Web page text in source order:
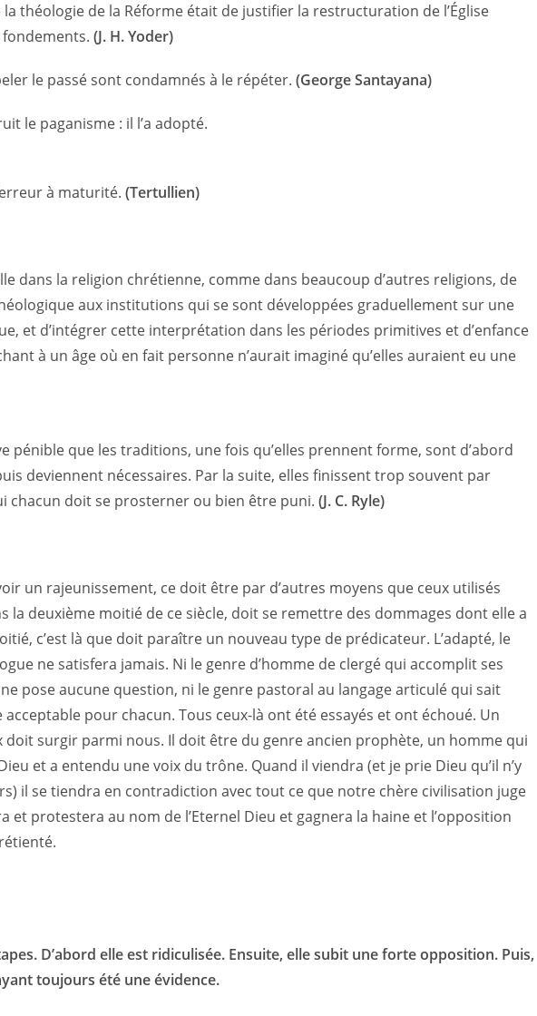
théologie de la Réforme était de justifier la restructuration de l’Église
(J. H. Yoder)
le passé sont condamnés à le répéter. (George Santayana)
le paganisme : il l’a adopté.
à maturité. (Tertullien)
dans la religion chrétienne, comme dans beaucoup d’autres religions, de
aux institutions qui se sont développées graduellement sur une
et d’intégrer cette interprétation dans les périodes primitives et d’enfance
à un âge où en fait personne n’aurait imaginé qu’elles auraient eu une
pénible que les traditions, une fois qu’elles prennent forme, sont d’abord
deviennent nécessaires. Par la suite, elles finissent trop souvent par
chacun doit se prosterner ou bien être puni. (J. C. Ryle)
un rajeunissement, ce doit être par d’autres moyens que ceux utilisés
la deuxième moitié de ce siècle, doit se remettre des dommages dont elle a
c’est là que doit paraître un nouveau type de prédicateur. L’adapté, le
ne satisfera jamais. Ni le genre d’homme de clergé qui accomplit ses
pose aucune question, ni le genre pastoral au langage articulé qui sait
pour chacun. Tous ceux-là ont été essayés et ont échoué. Un
doit surgir parmi nous. Il doit être du genre ancien prophète, un homme qui
et a entendu une voix du trône. Quand il viendra (et je prie Dieu qu’il n’y
il se tiendra en contradiction avec tout ce que notre chère civilisation juge
et protestera au nom de l’Eternel Dieu et gagnera la haine et l’opposition
D’abord elle est ridiculisée. Ensuite, elle subit une forte opposition. Puis,
toujours été une évidence.